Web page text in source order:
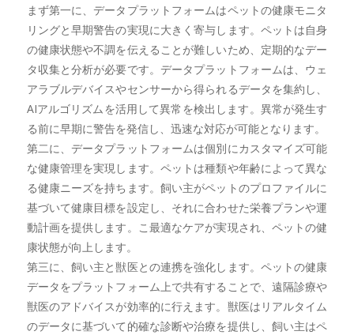
まず第一に、データプラットフォームはペットの健康モニタ
リングと早期警告の実現に大きく寄与します。ペットは自身
の健康状態や不調を伝えることが難しいため、定期的なデー
タ収集と分析が必要です。データプラットフォームは、ウェ
アラブルデバイスやセンサーから得られるデータを集約し、
AIアルゴリズムを活用して異常を検出します。異常が発生す
る前に早期に警告を発信し、迅速な対応が可能となります。
第二に、データプラットフォームは個別にカスタマイズ可能
な健康管理を実現します。ペットは種類や年齢によって異な
る健康ニーズを持ちます。飼い主がペットのプロファイルに
基づいて健康目標を設定し、それに合わせた栄養プランや運
動計画を提供します。こ最適なケアが実現され、ペットの健
康状態が向上します。
第三に、飼い主と獣医との連携を強化します。ペットの健康
データをプラットフォーム上で共有することで、遠隔診療や
獣医のアドバイスが効率的に行えます。獣医はリアルタイム
のデータに基づいて的確な診断や治療を提供し、飼い主はペ